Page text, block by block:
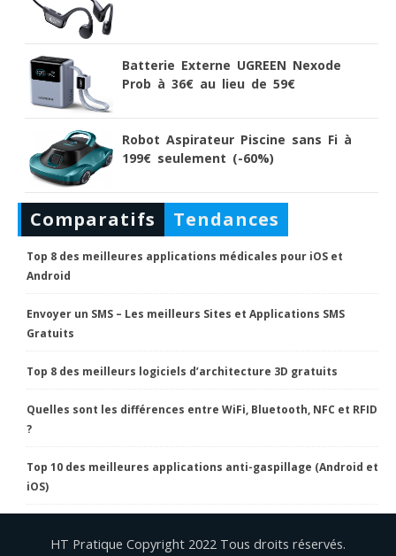
Batterie Externe UGREEN Nexode
Prob à 36€ au lieu de 59€
Robot Aspirateur Piscine sans Fi à
199€ seulement (-60%)
Comparatifs Tendances
Top 8 des meilleures applications médicales pour iOS et
Android
Envoyer un SMS – Les meilleurs Sites et Applications SMS
Gratuits
Top 8 des meilleurs logiciels d’architecture 3D gratuits
Quelles sont les différences entre WiFi, Bluetooth, NFC et RFID
?
Top 10 des meilleures applications anti-gaspillage (Android et
iOS)
HT Pratique Copyright 2022 Tous droits réservés.